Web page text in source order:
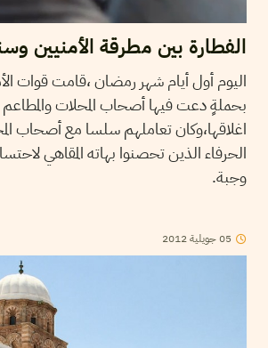
الفطارة بين مطرقة الأمنيين
اليوم أول أيام شهر رمضان ،قامت قوات
بحملةٍ دعت فيها أصحاب المحلات والمطاعم
اغلاقها،وكان تعاملهم سلسا مع أصحاب
الحرفاء الذين تحصنوا بهاته المقاهي
وجبة.
05جويلية2012